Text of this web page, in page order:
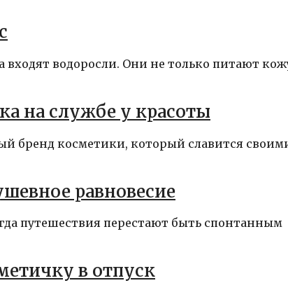
входят водоросли. Они не только питают
на службе у красоты
бренд косметики, который славится
равновесие
путешествия перестают быть спонтанным
в отпуск